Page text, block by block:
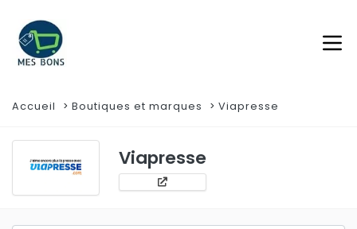
Accueil Boutiques et marques Viapresse
Viapresse